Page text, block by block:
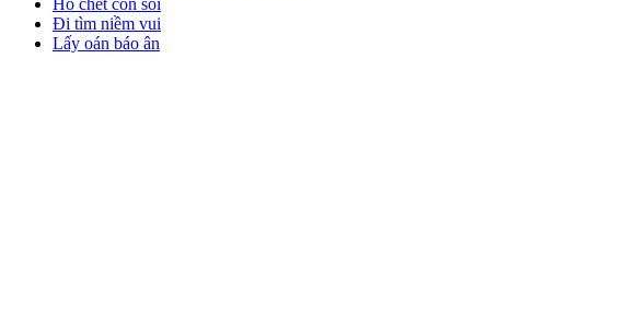
Đi tìm niềm vui
Lấy oán báo ân